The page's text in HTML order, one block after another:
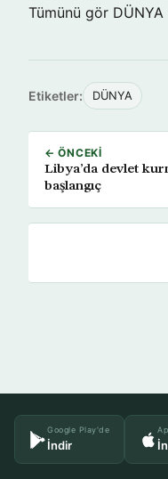
Tümünü gör
Etiketler: DÜNYA
← ÖNCEKI
Libya’da devlet
başlangıç
Google Play'de
İndir